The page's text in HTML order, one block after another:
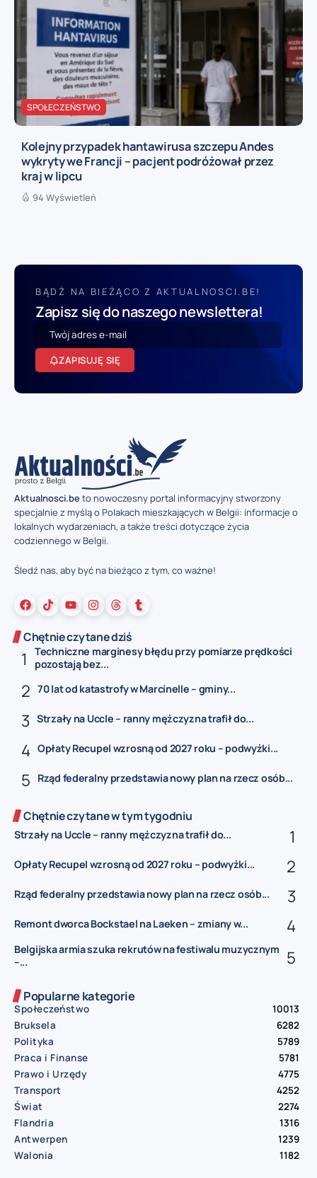
SPOŁECZEŃSTWO
Kolejny przypadek hantawirusa szczepu Andes
wykryty we Francji – pacjent podróżował przez
kraj w lipcu
94 Wyświetleń
BĄDŹ NA BIEŻĄCO Z AKTUALNOSCI.BE!
Zapisz się do naszego newslettera!
ZAPISUJĘ SIĘ
Aktualnosci.beto nowoczesny portal informacyjny stworzony
specjalnie z myślą o Polakach mieszkających w Belgii: informacje o
lokalnych wydarzeniach, a także treści dotyczące życia
codziennego w Belgii.
Śledź nas, aby być na bieżąco z tym, co ważne!
Chętnie czytane dziś
Techniczne marginesy błędu przy pomiarze prędkości
pozostają bez...
70 lat od katastrofy w Marcinelle – gminy...
Strzały na Uccle – ranny mężczyzna trafił do...
Opłaty Recupel wzrosną od 2027 roku – podwyżki...
Rząd federalny przedstawia nowy plan na rzecz osób...
Chętnie czytane w tym tygodniu
Strzały na Uccle – ranny mężczyzna trafił do...
Opłaty Recupel wzrosną od 2027 roku – podwyżki...
Rząd federalny przedstawia nowy plan na rzecz osób...
Remont dworca Bockstael na Laeken – zmiany w...
Belgijska armia szuka rekrutów na festiwalu muzycznym
–...
Popularne kategorie
Społeczeństwo
10013
Bruksela
6282
Polityka
5789
Praca i Finanse
5781
Prawo i Urzędy
4775
Transport
4252
Świat
2274
Flandria
1316
Antwerpen
1239
Walonia
1182